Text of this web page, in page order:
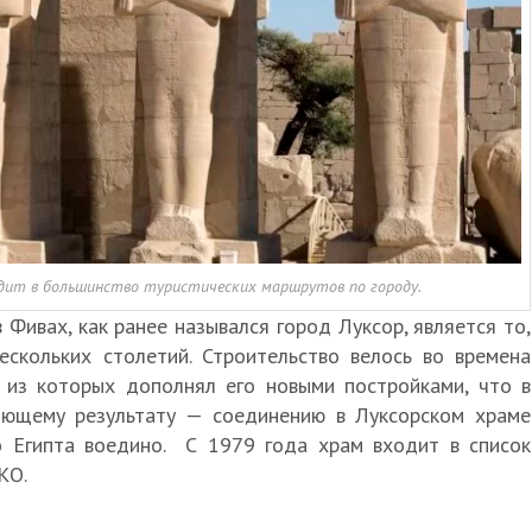
в большинство туристических маршрутов по городу.
как ранее назывался город Луксор, является то,
столетий. Строительство велось во времена
которых дополнял его новыми постройками, что в
результату — соединению в Луксорском храме
Египта воедино. С 1979 года храм входит в список